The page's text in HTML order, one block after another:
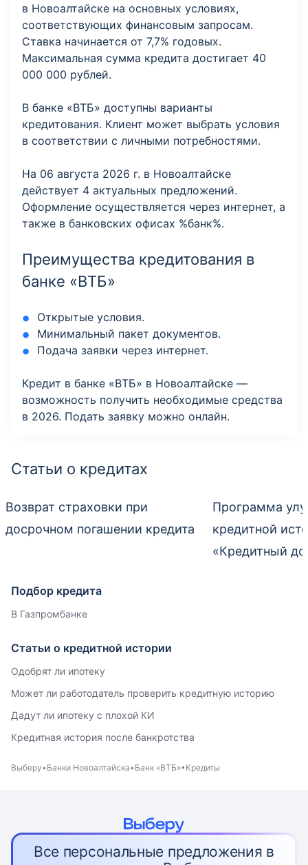
в Новоалтайске на основных условиях,
соответствующих финансовым запросам.
Ставка начинается от 7,7% годовых.
Максимальная сумма кредита достигает 40
000 000 рублей.
В банке «ВТБ» доступны варианты
кредитования. Клиент может выбрать условия
в соответствии с личными потребностями.
На 06 августа 2026 г. в Новоалтайске
действует 4 актуальных предложений.
Оформление осуществляется через интернет, а
также в банковских офисах %банк%.
Преимущества кредитования в
банке «ВТБ»
Открытые условия.
Минимальный пакет документов.
Подача заявки через интернет.
Кредит в банке «ВТБ» в Новоалтайске —
возможность получить необходимые средства
в 2026. Подать заявку можно онлайн.
Статьи о кредитах
Возврат страховки при
досрочном погашении кредита
Программа
кредитной
«Кредитный
Подбор кредита
В Газпромбанке
Статьи о кредитной истории
Одобрят ли ипотеку
Может ли работодатель проверить кредитную историю
Дадут ли ипотеку с плохой КИ
Кредитная история после банкротства
Выберу Банки Новоалтайска Банк «ВТБ» Кредиты
Все персональные предложения в